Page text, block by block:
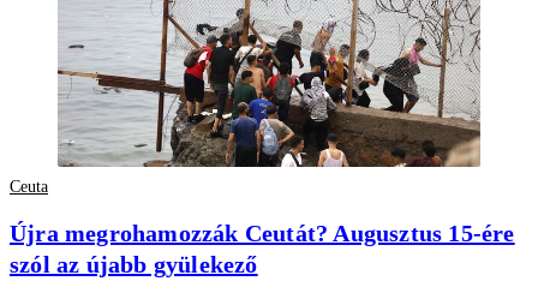
Ceuta
Újra megrohamozzák Ceutát? Augusztus 15-ére
szól az újabb gyülekező